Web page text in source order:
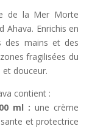
de la Mer Morte
Ahava. Enrichis en
des mains et des
fragilisées du
douceur.
contient :
ml : une crème
et protectrice